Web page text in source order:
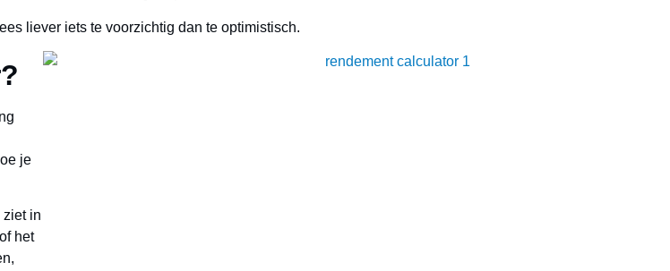
liever iets te voorzichtig dan te optimistisch.
je
ziet in
het